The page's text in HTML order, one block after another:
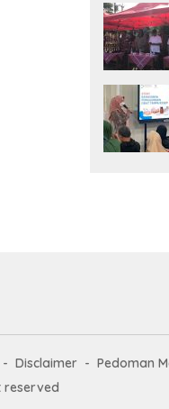
Disclaimer
Pedoman
reserved